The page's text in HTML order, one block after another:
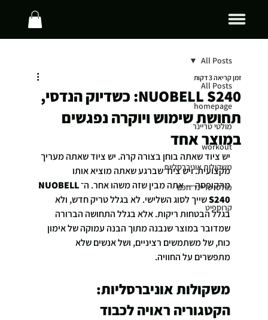
All Posts
homepage
מולטי טריינר
workout
משקולות אוניברסליות
מולטי טריינר חכם
קרוספיט
All Posts
NUOBELL S240: כשדיוק הנדסי,
תחושת שימוש ויוקרה נפגשים
במוצר אחד
זמן קריאה 3 דקות
יש ציוד שאתה בוחן בצורה קרה. יש ציוד שאתה מעריך
מקצועית. ויש ציוד שברגע שאתה מוציא אותו
מהקופסה — אתה מבין שזה משהו אחר. ה־NUOBELL
S240 שייך לסוג השלישי. לא בגלל טריק חדש, ולא
בגלל הבטחות ריקות. אלא בגלל התחושה הברורה
שמדובר במוצר שנבנה מתוך הבנה עמוקה של אימון
כוח, של משתמשים רציניים, ושל אנשים שלא
מתפשרים על החוויה.
משקולות אוניברסליות:
הקטגוריה ראויה לכבוד